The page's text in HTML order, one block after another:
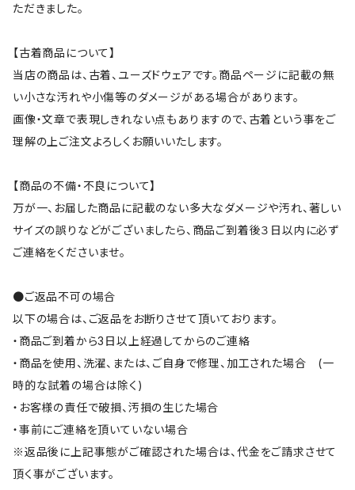
ただきました。
【古着商品について】
当店の商品は、古着、ユーズドウェアです。商品ページに記載の無
い小さな汚れや小傷等のダメージがある場合があります。
画像・文章で表現しきれない点もありますので、古着という事をご
理解の上ご注文よろしくお願いいたします。
【商品の不備・不良について】
万が一、お届した商品に記載のない多大なダメージや汚れ、著しい
サイズの誤りなどがございましたら、商品ご到着後３日以内に必ず
ご連絡をくださいませ。
●ご返品不可の場合
以下の場合は、ご返品をお断りさせて頂いております。
・商品ご到着から3日以上経過してからのご連絡
・商品を使用、洗濯、または、ご自身で修理、加工された場合 (一
時的な試着の場合は除く)
・お客様の責任で破損、汚損の生じた場合
・事前にご連絡を頂いていない場合
※返品後に上記事態がご確認された場合は、代金をご請求させて
頂く事がございます。